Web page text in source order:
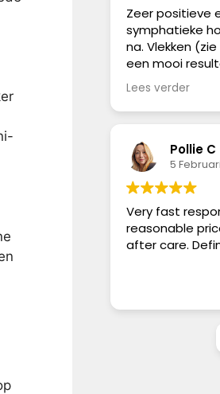
Zeer positieve
symphatieke
na. Vlekken
een mooi
zijn werk!!
vlekken te
Lees verder
Pollie C
5
Very fast
reasonable
after care.